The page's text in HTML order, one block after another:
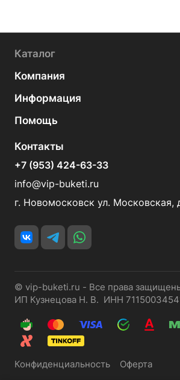
Каталог
Компания
Информация
Помощь
Контакты
+7 (953) 424-63-33
info@vip-buketi.ru
г. Новомосковск ул. Московская,
© vip-buketi.ru - Все права
ИП Кузнецова Н. В. ИНН
Конфиденциальность Оферта